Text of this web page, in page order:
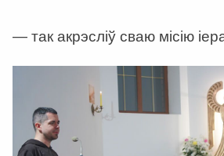
— так акрэсліў сваю місію